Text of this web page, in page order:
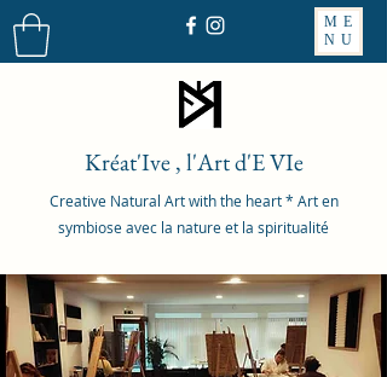
ME
NU
Kréat'Ive , l'Art d'E VIe
Creative Natural Art with the heart * Art en
symbiose avec la nature et la spiritualité